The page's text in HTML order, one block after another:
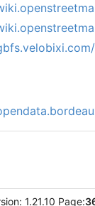
1.21.10 Page: